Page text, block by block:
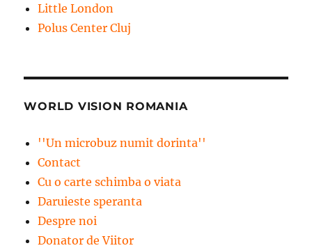
Little London
Polus Center Cluj
WORLD VISION ROMANIA
''Un microbuz numit dorinta''
Contact
Cu o carte schimba o viata
Daruieste speranta
Despre noi
Donator de Viitor